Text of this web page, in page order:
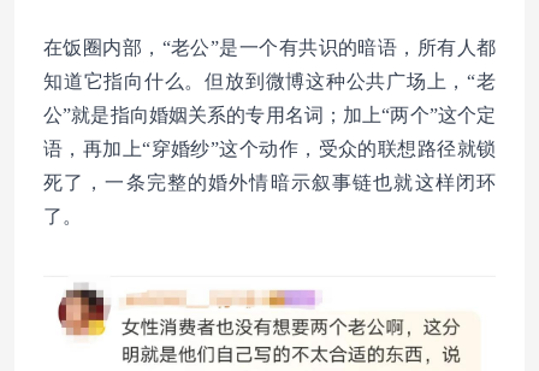
在饭圈内部，“老公”是一个有共识的暗语，所有人都
知道它指向什么。但放到微博这种公共广场上，“老
公”就是指向婚姻关系的专用名词；加上“两个”这个定
语，再加上“穿婚纱”这个动作，受众的联想路径就锁
死了，一条完整的婚外情暗示叙事链也就这样闭环
了。